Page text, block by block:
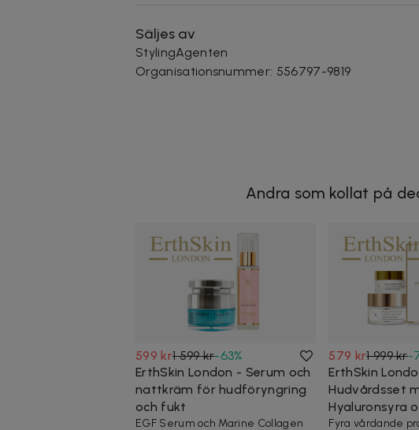
Säljes av
StylingAgenten
Organisationsnummer: 556797-9819
Andra som kollat på
599 kr1 599 kr-63%
ErthSkin London - Serum och
nattkräm för hudföryngring
och fukt
EGF Serum och Marine Collagen
579 kr1 999 kr-
ErthSkin
Hudvårdsset
Hyaluronsyra
Fyra vårdande